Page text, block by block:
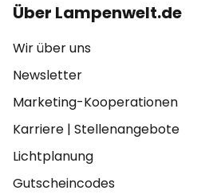
Über Lampenwelt.de
Wir über uns
Newsletter
Marketing-Kooperationen
Karriere | Stellenangebote
Lichtplanung
Gutscheincodes